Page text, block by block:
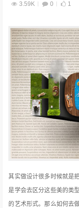
3.59K
0 1
其实做设计很多时候就是
是学会去区分这些美的类
的艺术形式。那么如何去